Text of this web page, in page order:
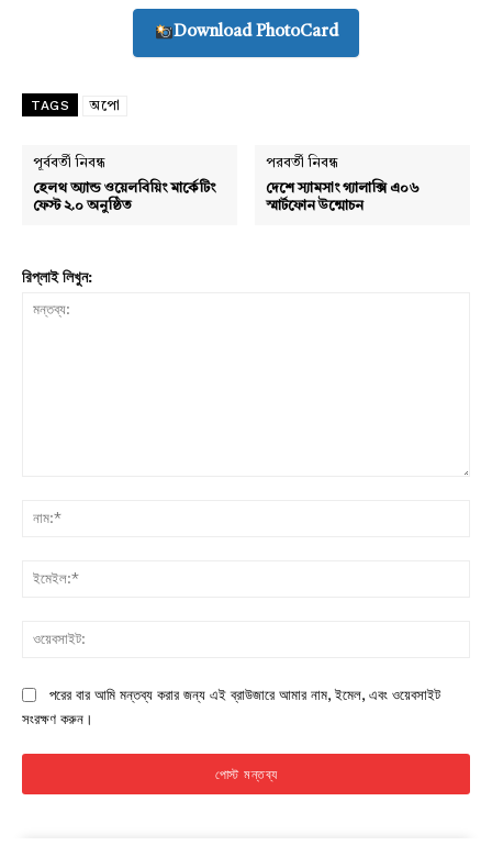
Download PhotoCard
TAGS অপো
পূর্ববর্তী নিবন্ধ
হেলথ অ্যান্ড ওয়েলবিয়িং মার্কেটিং
ফেস্ট ২.০ অনুষ্ঠিত
পরবর্তী নিবন্ধ
দেশে স্যামসাং গ্যালাক্সি এ০৬
স্মার্টফোন উন্মোচন
রিপ্লাই লিখুন:
পরের বার আমি মন্তব্য করার জন্য এই ব্রাউজারে আমার নাম, ইমেল, এবং ওয়েবসাইট
সংরক্ষণ করুন।